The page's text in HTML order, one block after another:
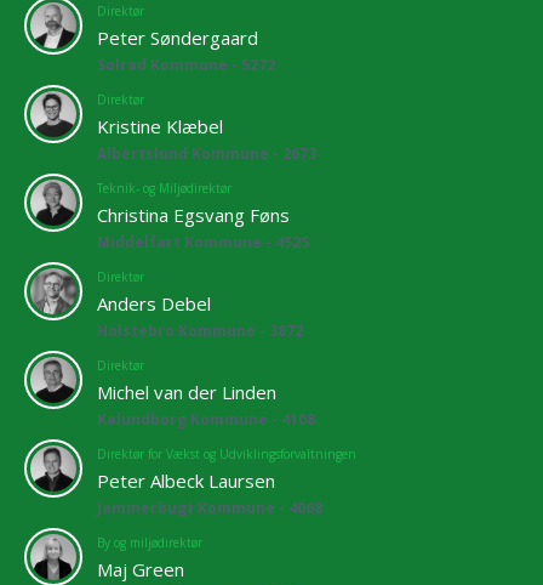
Direktør
Peter Søndergaard
Solrød Kommune - 5272
Direktør
Kristine Klæbel
Albertslund Kommune - 2673
Teknik- og Miljødirektør
Christina Egsvang Føns
Middelfart Kommune - 4525
Direktør
Anders Debel
Holstebro Kommune - 3872
Direktør
Michel van der Linden
Kalundborg Kommune - 4108
Direktør for Vækst og Udviklingsforvaltningen
Peter Albeck Laursen
Jammerbugt Kommune - 4068
By og miljødirektør
Maj Green